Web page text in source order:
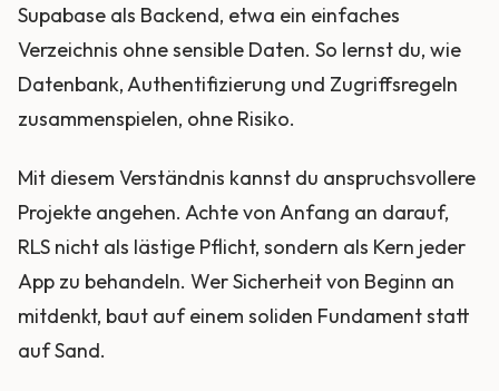
Supabase als Backend, etwa ein einfaches
Verzeichnis ohne sensible Daten. So lernst du, wie
Datenbank, Authentifizierung und Zugriffsregeln
zusammenspielen, ohne Risiko.
Mit diesem Verständnis kannst du anspruchsvollere
Projekte angehen. Achte von Anfang an darauf,
RLS nicht als lästige Pflicht, sondern als Kern jeder
App zu behandeln. Wer Sicherheit von Beginn an
mitdenkt, baut auf einem soliden Fundament statt
auf Sand.